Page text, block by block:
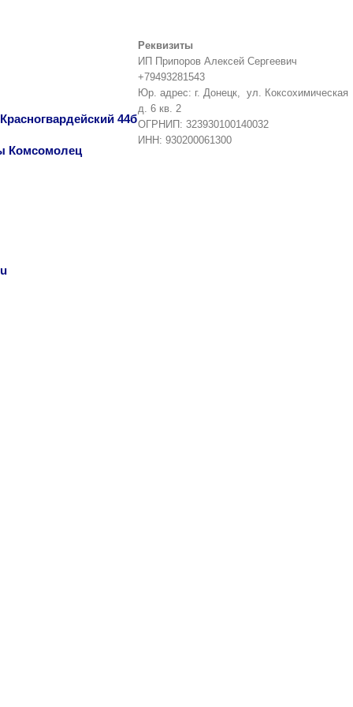
44б
Комсомолец
Реквизиты
ИП Припоров Алексей Сергеевич
+79493281543
Юр. адрес: г. Донецк, ул. Коксохимическая
д. 6 кв. 2
ОГРНИП: 323930100140032
ИНН: 930200061300